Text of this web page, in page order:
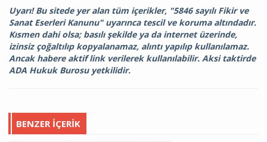
Uyarı! Bu sitede yer alan tüm içerikler, "5846 sayılı Fikir ve
Sanat Eserleri Kanunu" uyarınca tescil ve koruma altındadır.
Kısmen dahi olsa; basılı şekilde ya da internet üzerinde,
izinsiz çoğaltılıp kopyalanamaz, alıntı yapılıp kullanılamaz.
Ancak habere aktif link verilerek kullanılabilir. Aksi taktirde
ADA Hukuk Burosu yetkilidir.
BENZER İÇERIK